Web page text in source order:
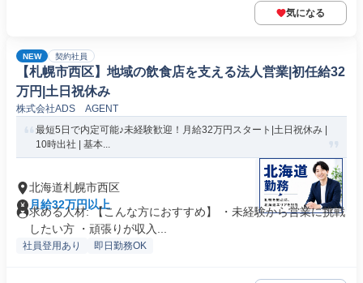
気になる
NEW 契約社員
【札幌市西区】地域の飲食店を支える法人営業|初任給32
万円|土日祝休み
株式会社ADS AGENT
最短5日で内定可能♪未経験歓迎！月給32万円スタート|土日祝休み |
10時出社 | 基本...
北海道札幌市西区
月給32万円以上
求める人材: 【こんな方におすすめ】 ・未経験から営業に挑戦
したい方 ・頑張りが収入...
社員登用あり 即日勤務OK